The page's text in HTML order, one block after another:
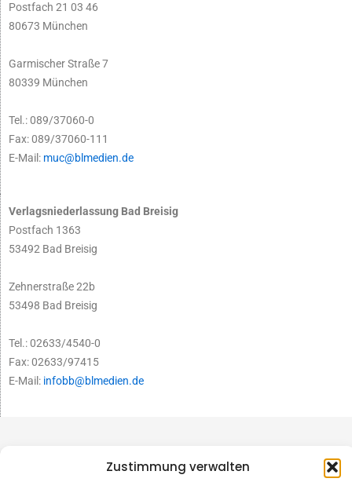
Zustimmung verwalten
Postfach 21 03 46
80673 München
Garmischer Straße 7
80339 München
Tel.: 089/37060-0
Fax: 089/37060-111
E-Mail: muc@blmedien.de
Verlagsniederlassung Bad Breisig
Postfach 1363
53492 Bad Breisig
Zehnerstraße 22b
53498 Bad Breisig
Tel.: 02633/4540-0
Fax: 02633/97415
E-Mail: infobb@blmedien.de